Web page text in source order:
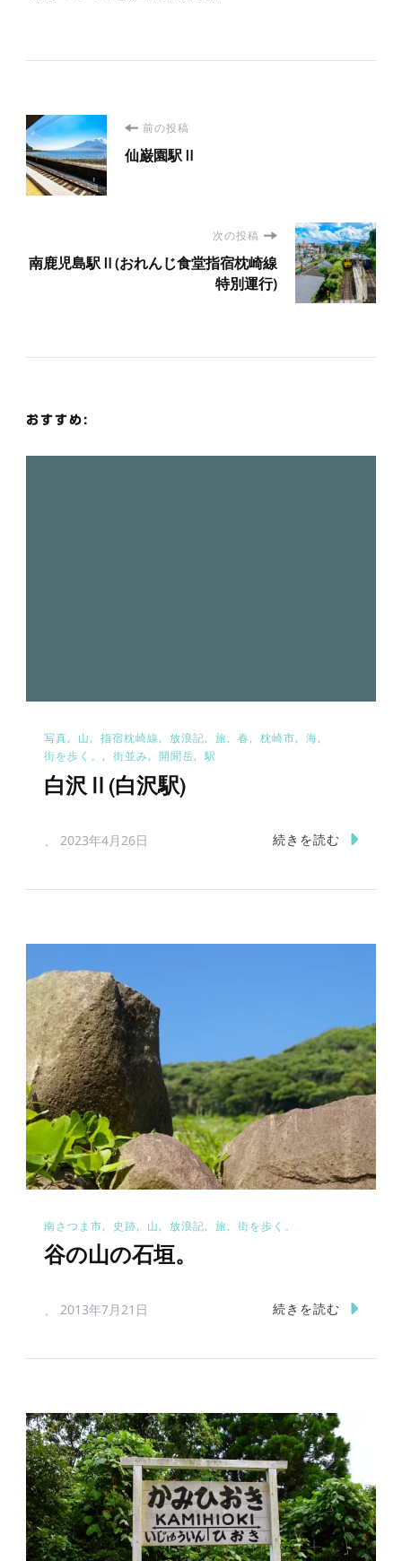
投
稿
ビ
ー
前の投稿
仙巌園駅Ⅱ
次の投稿
南鹿児島駅Ⅱ(おれんじ食堂指宿枕崎線
特別運行)
おすすめ:
写真 山 指宿枕崎線 放浪記 旅 春 枕崎市
海
街を歩く。
街並み 開聞岳 駅
白沢Ⅱ(白沢駅)
2023年4月26日 続きを読む
南さつま市 史跡 山 放浪記 旅 街を歩く。
谷の山の石垣。
、 2013年7月21日 続きを読む